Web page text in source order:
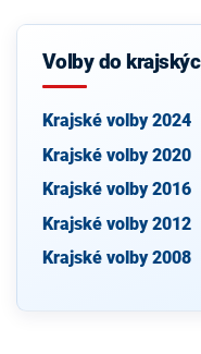
Volby do
Krajské volby 2024
Krajské volby 2020
Krajské volby 2016
Krajské volby 2012
Krajské volby 2008